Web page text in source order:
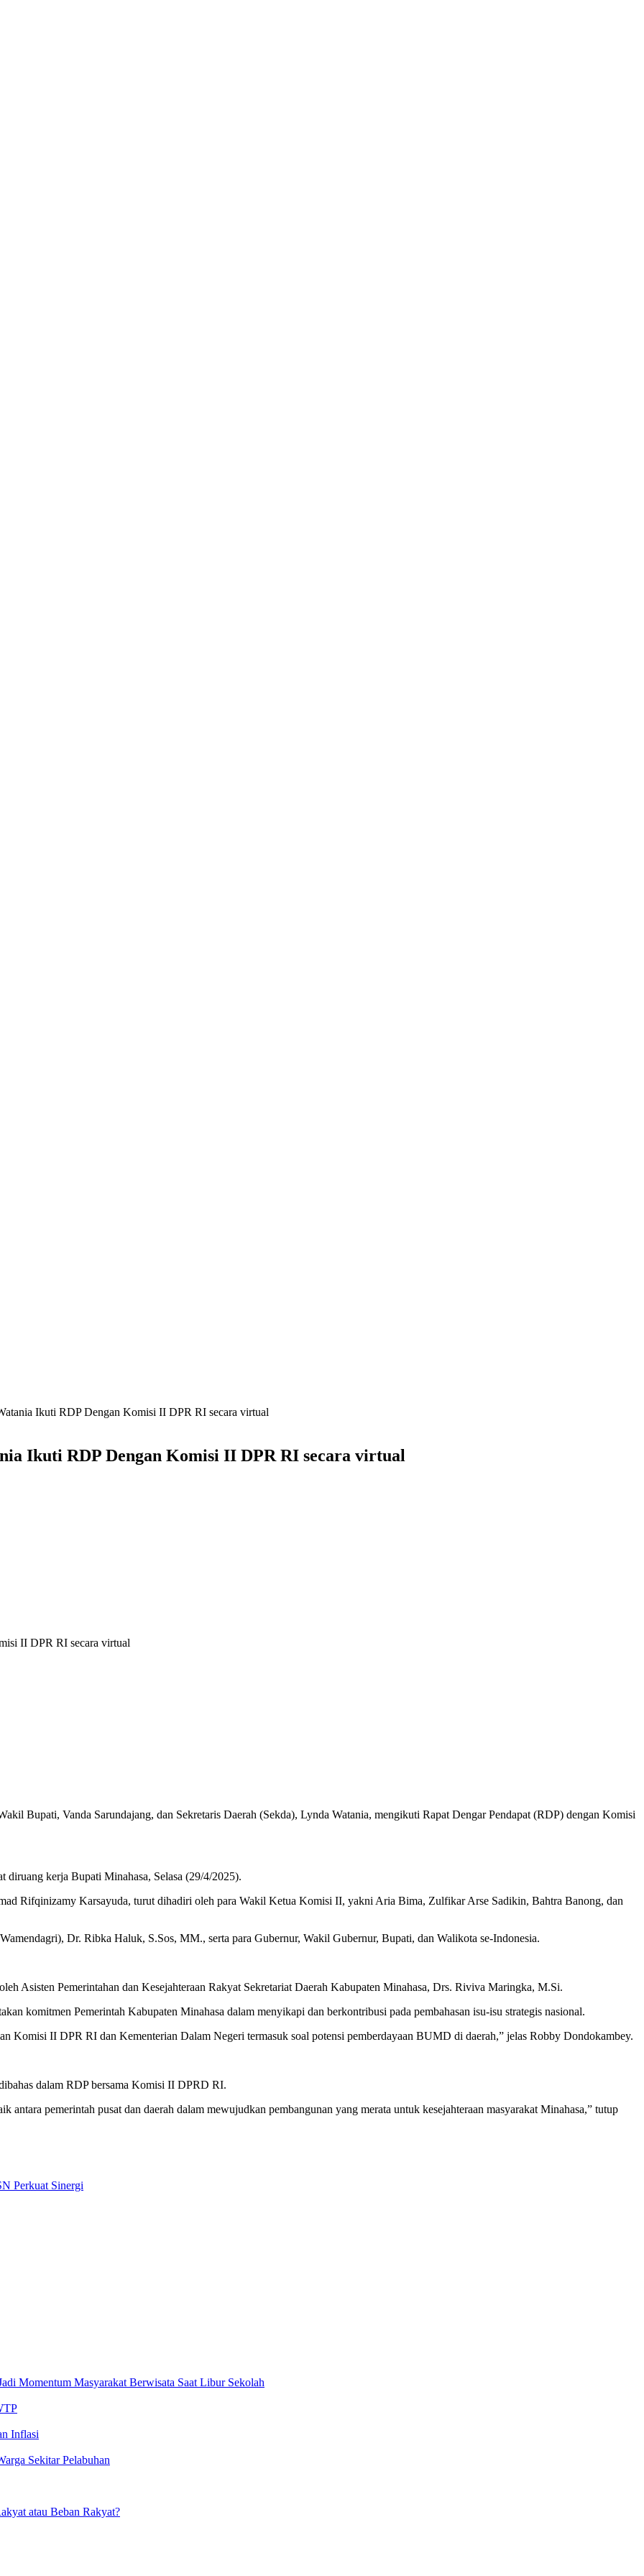
Ikuti RDP Dengan Komisi II DPR RI secara virtual
Ikuti RDP Dengan Komisi II DPR RI secara virtual
II DPR RI secara virtual
Bupati, Vanda Sarundajang, dan Sekretaris Daerah (Sekda), Lynda Watania, mengikuti Rapat Dengar Pendapat (RDP) dengan Komisi
diruang kerja Bupati Minahasa, Selasa (29/4/2025).
Rifqinizamy Karsayuda, turut dihadiri oleh para Wakil Ketua Komisi II, yakni Aria Bima, Zulfikar Arse Sadikin, Bahtra Banong, dan
Dr. Ribka Haluk, S.Sos, MM., serta para Gubernur, Wakil Gubernur, Bupati, dan Walikota se-Indonesia.
Asisten Pemerintahan dan Kesejahteraan Rakyat Sekretariat Daerah Kabupaten Minahasa, Drs. Riviva Maringka, M.Si.
komitmen Pemerintah Kabupaten Minahasa dalam menyikapi dan berkontribusi pada pembahasan isu-isu strategis nasional.
Komisi II DPR RI dan Kementerian Dalam Negeri termasuk soal potensi pemberdayaan BUMD di daerah,” jelas Robby Dondokambey.
dalam RDP bersama Komisi II DPRD RI.
pemerintah pusat dan daerah dalam mewujudkan pembangunan yang merata untuk kesejahteraan masyarakat Minahasa,” tutup
Perkuat Sinergi
Momentum Masyarakat Berwisata Saat Libur Sekolah
Inflasi
Sekitar Pelabuhan
atau Beban Rakyat?